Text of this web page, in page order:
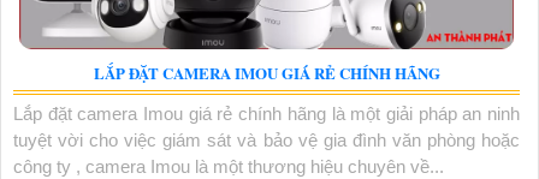
LẮP ĐẶT CAMERA IMOU GIÁ RẺ CHÍNH HÃNG
Lắp đặt camera Imou giá rẻ chính hãng là một giải pháp an ninh
tuyệt vời cho việc giám sát và bảo vệ gia đình văn phòng hoặc
công ty , camera Imou là một thương hiệu chuyên về...